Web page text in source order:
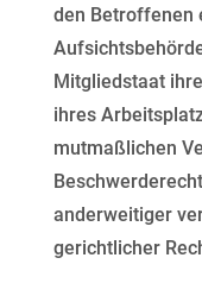
den Betroffenen
Mitgliedstaat
ihres
mutmaßlichen
anderweitiger
gerichtlicher